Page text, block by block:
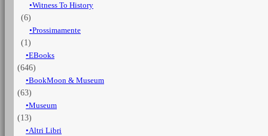
Witness To History
(6)
Prossimamente
(1)
EBooks
(646)
BookMoon & Museum
(63)
Museum
(13)
Altri Libri